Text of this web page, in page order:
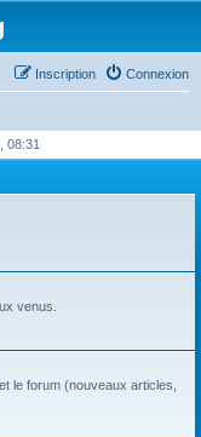
Connexion
Inscription
08:31
venus.
le forum (nouveaux articles,